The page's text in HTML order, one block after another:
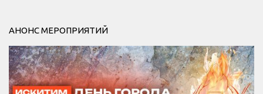
АНОНС МЕРОПРИЯТИЙ